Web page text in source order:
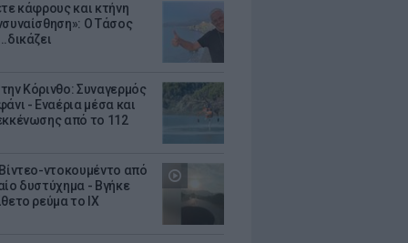
κάφρους και κτήνη
Ο Τάσος
Κόρινθο: Συναγερμός
- Εναέρια μέσα και
από το 112
ντοκουμέντο από
δυστύχημα - Βγήκε
ρεύμα το ΙΧ